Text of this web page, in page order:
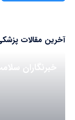
آخرین مقالات
خبرنگاران